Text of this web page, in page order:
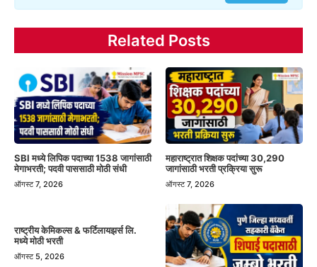
Related Posts
SBI मध्ये लिपिक पदाच्या 1538 जागांसाठी
मेगाभरती; पदवी पाससाठी मोठी संधी
ऑगस्ट 7, 2026
महाराष्ट्रात शिक्षक पदांच्या 30,290
जागांसाठी भरती प्रक्रिया सुरू
ऑगस्ट 7, 2026
राष्ट्रीय केमिकल्स & फर्टिलायझर्स लि.
मध्ये मोठी भरती
ऑगस्ट 5, 2026